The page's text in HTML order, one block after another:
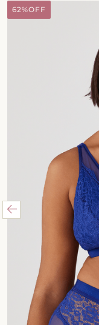
62%OFF